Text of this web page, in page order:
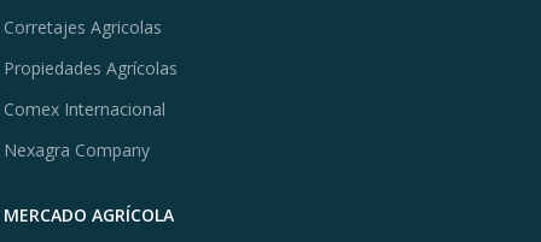
Corretajes Agricolas
Propiedades Agrícolas
Comex Internacional
Nexagra Company
MERCADO AGRÍCOLA